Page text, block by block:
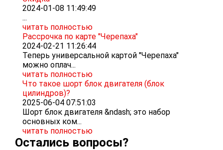
2024-01-08 11:49:49
...
читать полностью
Рассрочка по карте "Черепаха"
2024-02-21 11:26:44
Теперь универсальной картой "Черепаха"
можно оплач...
читать полностью
Что такое шорт блок двигателя (блок
цилиндров)?
2025-06-04 07:51:03
Шорт блок двигателя &ndash; это набор
основных ком...
читать полностью
Остались вопросы?